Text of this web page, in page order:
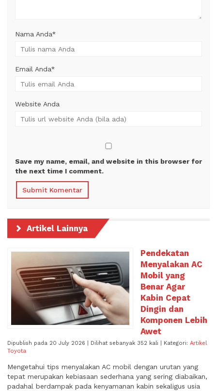
Nama Anda*
Email Anda*
Website Anda
Save my name, email, and website in this browser for
the next time I comment.
Artikel Lainnya
Pendekatan
Menyalakan AC
Mobil yang
Benar Agar
Kabin Cepat
Dingin dan
Komponen Lebih
Awet
Dipublish pada 20 July 2026 | Dilihat sebanyak 352 kali | Kategori: Artikel
Toyota
Mengetahui tips menyalakan AC mobil dengan urutan yang
tepat merupakan kebiasaan sederhana yang sering diabaikan,
padahal berdampak pada kenyamanan kabin sekaligus usia